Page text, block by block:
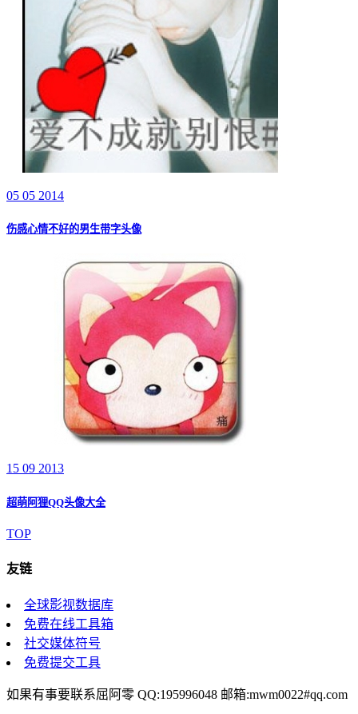
05 05 2014
伤感心情不好的男生带字头像
15 09 2013
超萌阿狸QQ头像大全
TOP
友链
全球影视数据库
免费在线工具箱
社交媒体符号
免费提交工具
如果有事要联系屈阿零 QQ:195996048 邮箱:mwm0022#qq.com